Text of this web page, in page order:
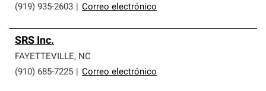
(919) 935-2603
Correo electrónico
SRS Inc.
FAYETTEVILLE, NC
(910) 685-7225
Correo electrónico